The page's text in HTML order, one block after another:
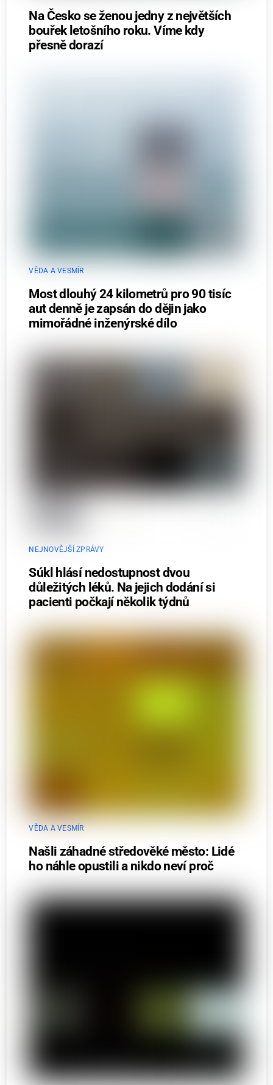
Na Česko se ženou jedny z největších
bouřek letošního roku. Víme kdy
přesně dorazí
VĚDA A VESMÍR
Most dlouhý 24 kilometrů pro 90 tisíc
aut denně je zapsán do dějin jako
mimořádné inženýrské dílo
NEJNOVĚJŠÍ ZPRÁVY
Súkl hlásí nedostupnost dvou
důležitých léků. Na jejich dodání si
pacienti počkají několik týdnů
VĚDA A VESMÍR
Našli záhadné středověké město: Lidé
ho náhle opustili a nikdo neví proč